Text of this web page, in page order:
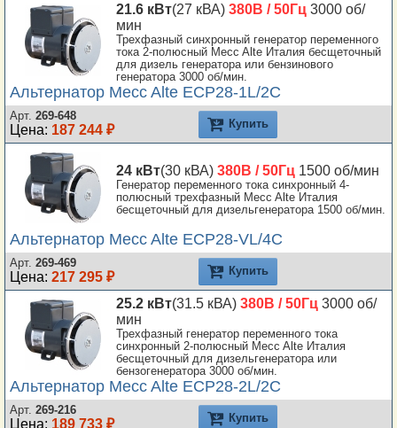
21.6 кВт(27 кВА) 380В / 50Гц 3000 об/
мин
Трехфазный синхронный генератор переменного
тока 2-полюсный Mecc Alte Италия бесщеточный
для дизель генератора или бензинового
генератора 3000 об/мин.
Альтернатор Mecc Alte ECP28-1L/2C
Арт. 269-648
Цена: 187 244 ₽ Купить
24 кВт(30 кВА) 380В / 50Гц 1500 об/мин
Генератор переменного тока синхронный 4-
полюсный трехфазный Mecc Alte Италия
бесщеточный для дизельгенератора 1500 об/мин.
Альтернатор Mecc Alte ECP28-VL/4C
Арт. 269-469
Цена: 217 295 ₽ Купить
25.2 кВт(31.5 кВА) 380В / 50Гц 3000 об/
мин
Трехфазный генератор переменного тока
синхронный 2-полюсный Mecc Alte Италия
бесщеточный для дизельгенератора или
бензогенератора 3000 об/мин.
Альтернатор Mecc Alte ECP28-2L/2C
Арт. 269-216
Цена: 189 733 ₽ Купить